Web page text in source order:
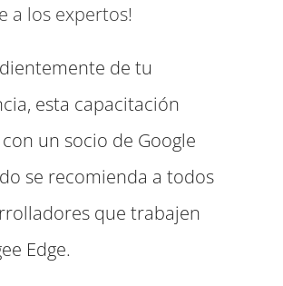
a los expertos!
de tu
esta capacitación
un socio de Google
se recomienda a todos
que trabajen
Edge.